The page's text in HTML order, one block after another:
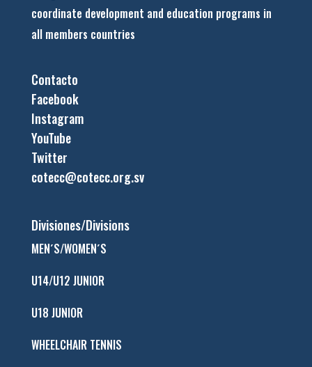
coordinate development and education programs in
all members countries
Contacto
Facebook
Instagram
YouTube
Twitter
cotecc@cotecc.org.sv
Divisiones/Divisions
MEN´S/WOMEN´S
U14/U12 JUNIOR
U18 JUNIOR
WHEELCHAIR TENNIS